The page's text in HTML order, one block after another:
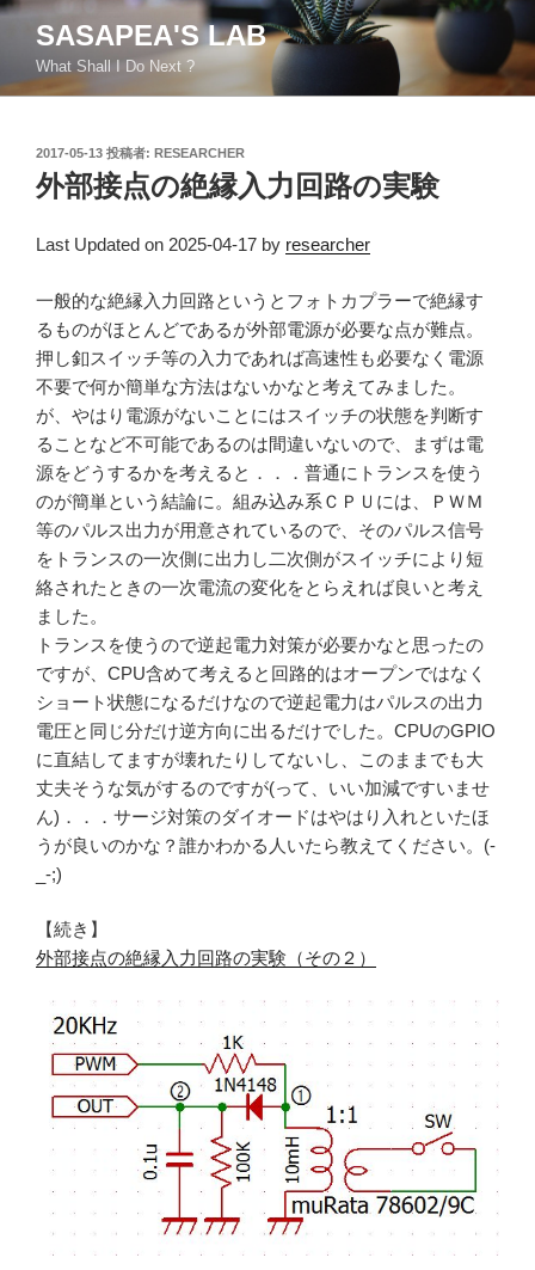
コ
ン
SASAPEA'S LAB
What Shall I Do Next ?
投
稿
日:
2017-05-13 投稿者: RESEARCHER
外部接点の絶縁入力回路の実験
Last Updated on 2025-04-17 by researcher
一般的な絶縁入力回路というとフォトカプラーで絶縁す
るものがほとんどであるが外部電源が必要な点が難点。
押し釦スイッチ等の入力であれば高速性も必要なく電源
不要で何か簡単な方法はないかなと考えてみました。
が、やはり電源がないことにはスイッチの状態を判断す
ることなど不可能であるのは間違いないので、まずは電
源をどうするかを考えると．．．普通にトランスを使う
のが簡単という結論に。組み込み系ＣＰＵには、ＰＷＭ
等のパルス出力が用意されているので、そのパルス信号
をトランスの一次側に出力し二次側がスイッチにより短
絡されたときの一次電流の変化をとらえれば良いと考え
ました。
トランスを使うので逆起電力対策が必要かなと思ったの
ですが、CPU含めて考えると回路的はオープンではなく
ショート状態になるだけなので逆起電力はパルスの出力
電圧と同じ分だけ逆方向に出るだけでした。CPUのGPIO
に直結してますが壊れたりしてないし、このままでも大
丈夫そうな気がするのですが(って、いい加減ですいませ
ん)．．．サージ対策のダイオードはやはり入れといたほ
うが良いのかな？誰かわかる人いたら教えてください。(-
_-;)
【続き】
外部接点の絶縁入力回路の実験（その２）